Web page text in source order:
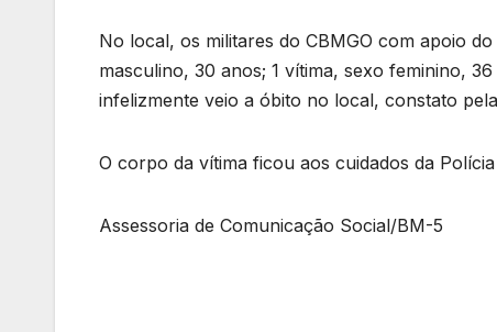
No local, os militares do CBMGO com apoio
masculino, 30 anos; 1 vítima, sexo feminino,
infelizmente veio a óbito no local, constato
O corpo da vítima ficou aos cuidados da
Assessoria de Comunicação Social/BM-5